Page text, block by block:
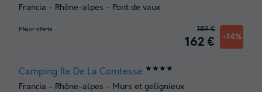
Francia - Rhône-alpes - Pont de vaux
Mejor oferta
162 € -14%
189 €
Camping Ile De La Comtesse ★★★★
Francia - Rhône-alpes - Murs et gelignieux